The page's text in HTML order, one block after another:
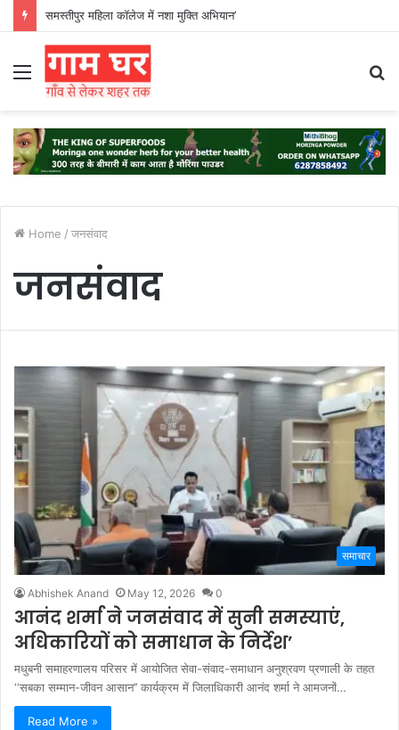
समस्तीपुर महिला कॉलेज में नशा मुक्ति अभियान’
Menu
Home / जनसंवाद
जनसंवाद
समाचार
Abhishek Anand May 12, 2026 0
आनंद शर्मा ने जनसंवाद में सुनी समस्याएं,
अधिकारियों को समाधान के निर्देश’
मधुबनी समाहरणालय परिसर में आयोजित सेवा-संवाद-समाधान अनुश्रवण प्रणाली के तहत
‘‘सबका सम्मान-जीवन आसान’’ कार्यक्रम में जिलाधिकारी आनंद शर्मा ने आमजनों…
Read More »